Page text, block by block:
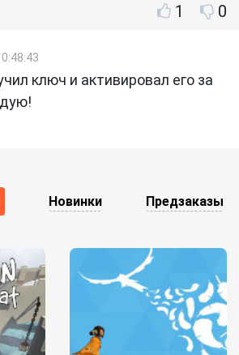
1
0
ключ и активировал его за
Новинки Предзаказы